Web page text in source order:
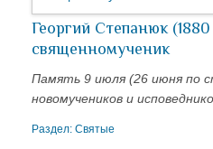
Георгий Степанюк
священномученик
Память 9 июля (26 июня по
новомучеников и
Раздел: Святые